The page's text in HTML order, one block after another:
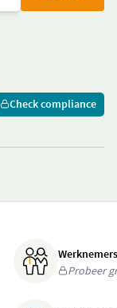
Check compliance
Probeer